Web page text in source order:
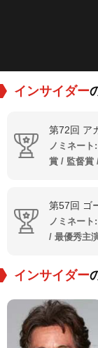
インサイダー
第72回 ア
ノミネー
賞 / 監督賞
第57回 ゴ
ノミネー
/ 最優秀主
インサイダー